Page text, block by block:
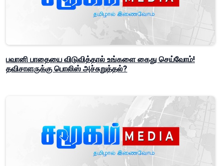
பவானி பாதையை விடுவித்தால் உங்களை கைது செய்வோம்!
தவிசாளருக்கு பொலிஸ் அச்சுறுத்தல்?